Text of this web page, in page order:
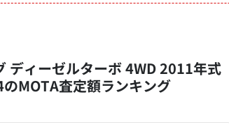
ディーゼルターボ 4WD 2011年式
MOTA査定額ランキング